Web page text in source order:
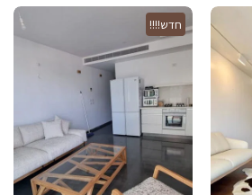
* מגרש טניס * חניה * שמירה
צעירים, משפחות קטנות או
רווקים. מיקום מעולה: * קרוב לים
* קרוב לתחבורה ציבורית * קרוב
למרכזי קניות
חדש!!!!